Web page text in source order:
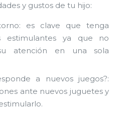
y gustos de tu hijo:
es clave que tenga
estimulantes ya que no
atención en una sola
a nuevos juegos?:
ante nuevos juguetes y